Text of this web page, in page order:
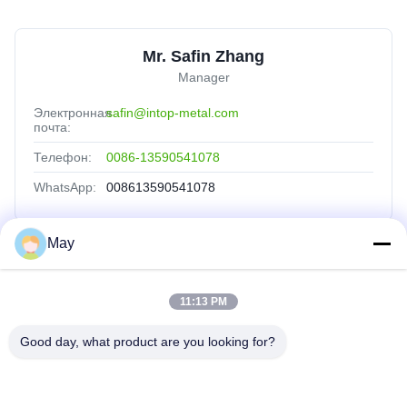
Mr. Safin Zhang
Manager
Электронная
почта:
safin@intop-metal.com
Телефон: 0086-13590541078
WhatsApp: 008613590541078
Быстрые Связи
Главная Страница
О Компании
May
11:13 PM
Good day, what product are you looking for?